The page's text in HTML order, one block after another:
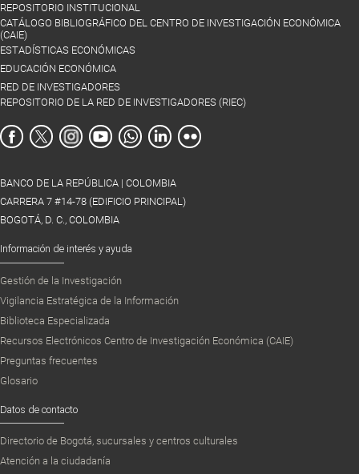
REPOSITORIO INSTITUCIONAL
CATÁLOGO BIBLIOGRÁFICO DEL CENTRO DE INVESTIGACIÓN ECONÓMICA
(CAIE)
ESTADÍSTICAS ECONÓMICAS
EDUCACIÓN ECONÓMICA
RED DE INVESTIGADORES
REPOSITORIO DE LA RED DE INVESTIGADORES (RIEC)
BANCO DE LA REPÚBLICA | COLOMBIA
CARRERA 7 #14-78 (EDIFICIO PRINCIPAL)
BOGOTÁ, D. C., COLOMBIA
Información de interés y ayuda
Gestión de la Investigación
Vigilancia Estratégica de la Información
Biblioteca Especializada
Recursos Electrónicos Centro de Investigación Económica (CAIE)
Preguntas frecuentes
Glosario
Datos de contacto
Directorio de Bogotá, sucursales y centros culturales
Atención a la ciudadanía